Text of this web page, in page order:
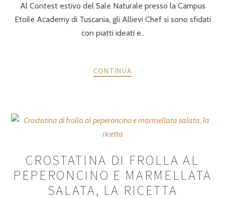
Al Contest estivo del Sale Naturale presso la Campus
Etoile Academy di Tuscania, gli Allievi Chef si sono sfidati
con piatti ideati e..
CONTINUA
CROSTATINA DI FROLLA AL
PEPERONCINO E MARMELLATA
SALATA, LA RICETTA